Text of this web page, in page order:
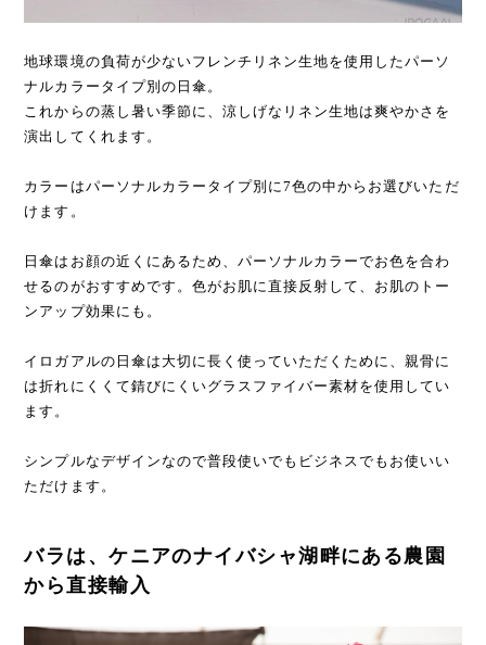
地球環境の負荷が少ないフレンチリネン生地を使用したパーソ
ナルカラータイプ別の日傘。
これからの蒸し暑い季節に、涼しげなリネン生地は爽やかさを
演出してくれます。
カラーはパーソナルカラータイプ別に7色の中からお選びいただ
けます。
日傘はお顔の近くにあるため、パーソナルカラーでお色を合わ
せるのがおすすめです。色がお肌に直接反射して、お肌のトー
ンアップ効果にも。
イロガアルの日傘は大切に長く使っていただくために、親骨に
は折れにくくて錆びにくいグラスファイバー素材を使用してい
ます。
シンプルなデザインなので普段使いでもビジネスでもお使いい
ただけます。
バラは、ケニアのナイバシャ湖畔にある農園
から直接輸入